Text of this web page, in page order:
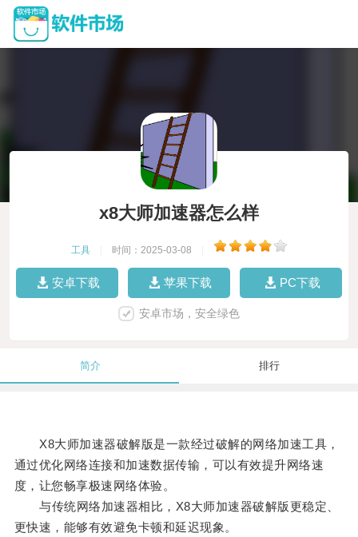
x8大师加速器怎么样
工具 时间：2025-03-08
安卓下载 苹果下载 PC下载
安卓市场，安全绿色
简介 排行
X8大师加速器破解版是一款经过破解的网络加速工具，
通过优化网络连接和加速数据传输，可以有效提升网络速
度，让您畅享极速网络体验。
与传统网络加速器相比，X8大师加速器破解版更稳定、
更快速，能够有效避免卡顿和延迟现象。